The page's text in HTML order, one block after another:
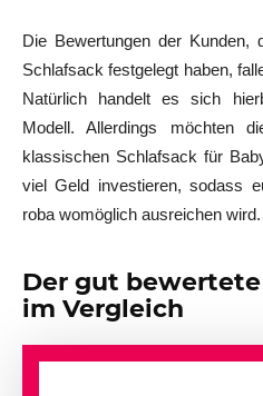
Die Bewertungen der
Schlafsack festgelegt haben,
Natürlich handelt es sich
Modell. Allerdings möchten
klassischen Schlafsack für
viel Geld investieren, sodass
roba womöglich ausreichen wird.
Der gut
im Vergleich